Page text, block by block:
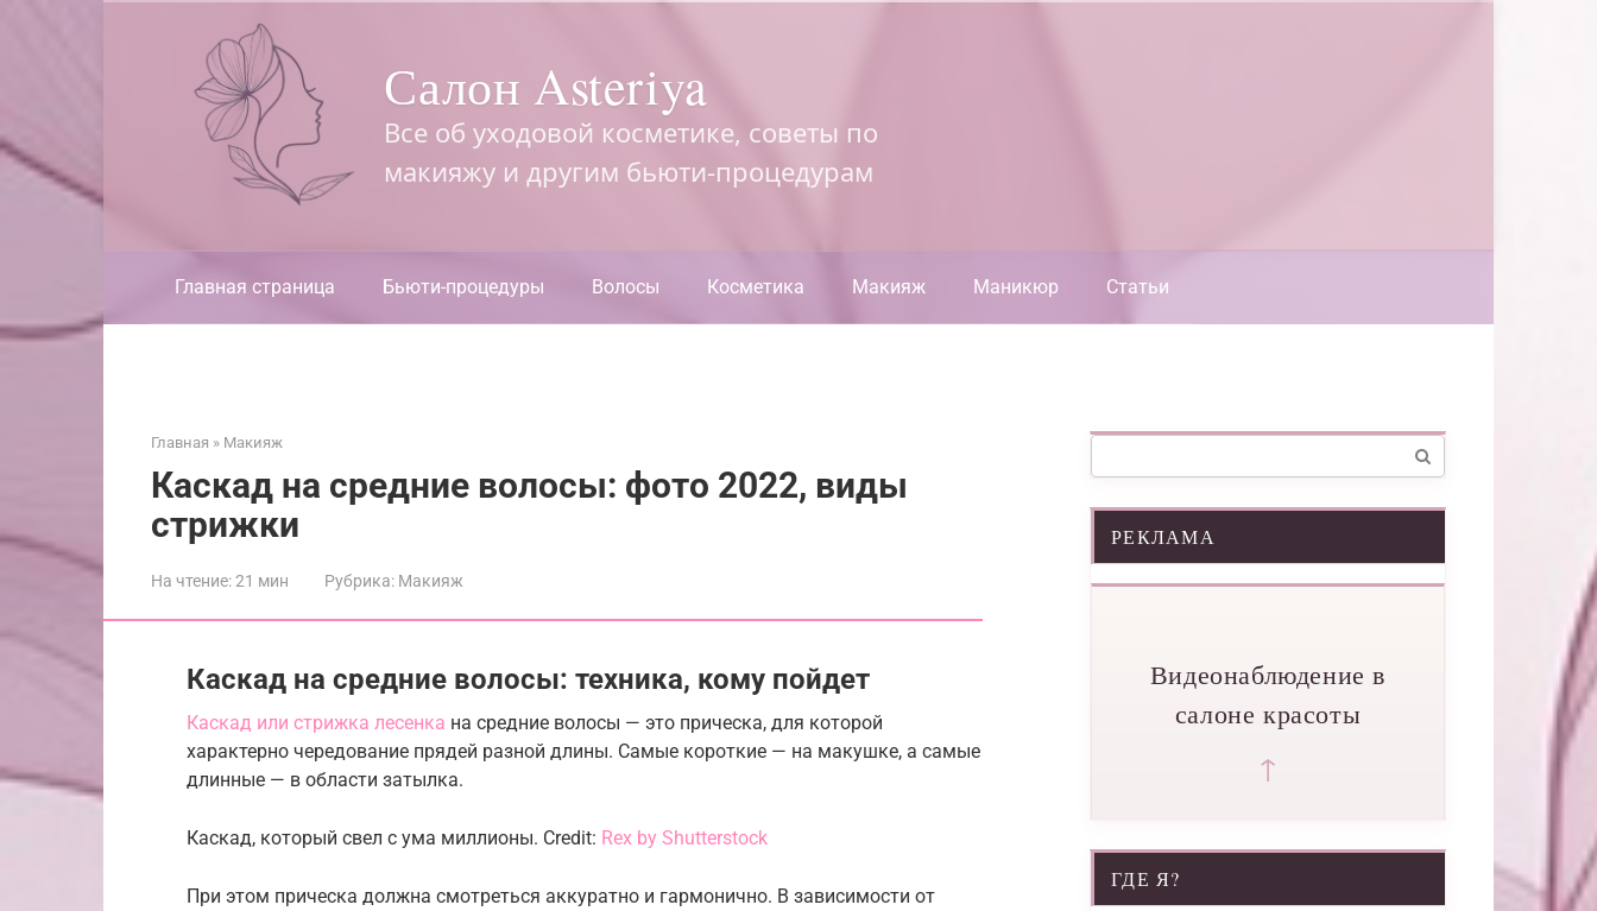
Салон Asteriya
Все об уходовой косметике, советы по
макияжу и другим бьюти-процедурам
Главная страница Бьюти-процедуры Волосы Косметика Макияж Маникюр Статьи
Главная » Макияж
Каскад на средние волосы: фото 2022, виды
стрижки
На чтение:21 мин Рубрика: Макияж
Каскад на средние волосы: техника, кому пойдет
Каскад или стрижка лесенка на средние волосы — это прическа, для которой
характерно чередование прядей разной длины. Самые короткие — на макушке, а самые
длинные — в области затылка.
Каскад, который свел с ума миллионы. Credit: Rex by Shutterstock
При этом прическа должна смотреться аккуратно и гармонично. В зависимости от
РЕКЛАМА
Видеонаблюдение в
салоне красоты
↑
ГДЕ Я?